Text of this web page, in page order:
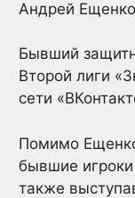
Андрей Ещенко
Бывший
Второй лиги
сети
Помимо
бывшие
также